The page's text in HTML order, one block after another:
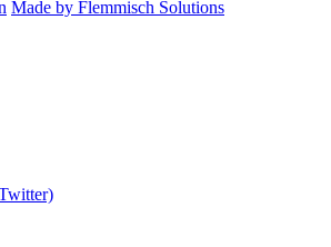
Made by Flemmisch Solutions